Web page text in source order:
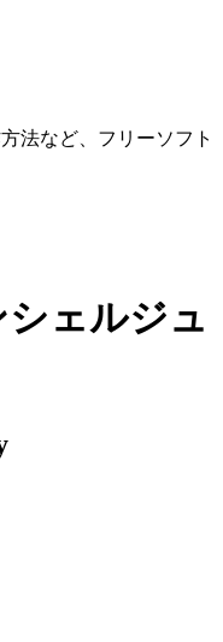
法など、 フリーソフト
ェルジュ